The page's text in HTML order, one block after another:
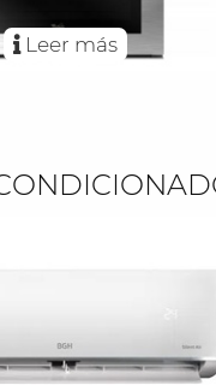
Leer más